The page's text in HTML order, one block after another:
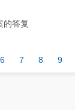
的答复
6 7 8 9